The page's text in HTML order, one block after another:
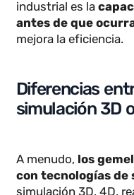
pueden prever
aumentar la
antes de que
mejora la eficiencia.
Diferencias
simulación